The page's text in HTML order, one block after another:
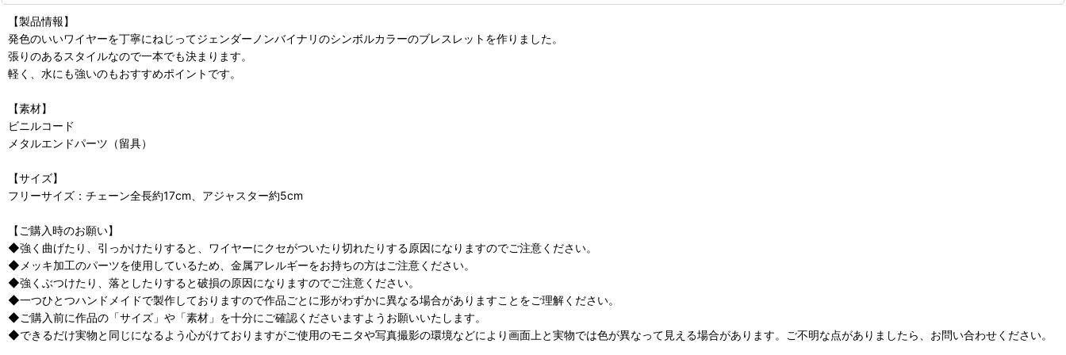
【製品情報】
発色のいいワイヤーを丁寧にねじってジェンダーノンバイナリのシンボルカラーのブレスレットを作りました。
張りのあるスタイルなので一本でも決まります。
軽く、水にも強いのもおすすめポイントです。
【素材】
ビニルコード
メタルエンドパーツ（留具）
【サイズ】
フリーサイズ：チェーン全長約17cm、アジャスター約5cm
【ご購入時のお願い】
◆強く曲げたり、引っかけたりすると、ワイヤーにクセがついたり切れたりする原因になりますのでご注意ください。
◆メッキ加工のパーツを使用しているため、金属アレルギーをお持ちの方はご注意ください。
◆強くぶつけたり、落としたりすると破損の原因になりますのでご注意ください。
◆一つひとつハンドメイドで製作しておりますので作品ごとに形がわずかに異なる場合がありますことをご理解ください。
◆ご購入前に作品の「サイズ」や「素材」を十分にご確認くださいますようお願いいたします。
◆できるだけ実物と同じになるよう心がけておりますがご使用のモニタや写真撮影の環境などにより画面上と実物では色が異なって見える場合があります。ご不明な点がありましたら、お問い合わせください。